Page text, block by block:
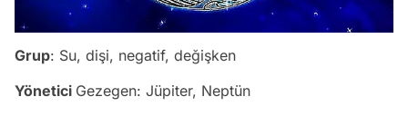
Grup: Su, dişi, negatif, değişken
Yönetici Gezegen: Jüpiter, Neptün